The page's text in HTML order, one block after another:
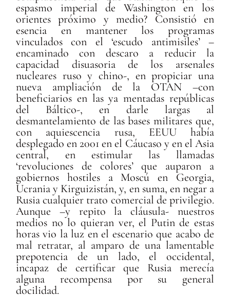
espasmo imperial de Washington en los
orientes próximo y medio? Consistió en
esencia en mantener los programas
vinculados con el ‘escudo antimisiles’ –
encaminado con descaro a reducir la
capacidad disuasoria de los arsenales
nucleares ruso y chino-, en propiciar una
nueva ampliación de la OTAN –con
beneficiarios en las ya mentadas repúblicas
del Báltico-, en darle largas al
desmantelamiento de las bases militares que,
con aquiescencia rusa, EEUU había
desplegado en 2001 en el Cáucaso y en el Asia
central, en estimular las llamadas
‘revoluciones de colores’ que auparon a
gobiernos hostiles a Moscú en Georgia,
Ucrania y Kirguizistán, y, en suma, en negar a
Rusia cualquier trato comercial de privilegio.
Aunque –y repito la cláusula- nuestros
medios no lo quieran ver, el Putin de estas
horas vio la luz en el escenario que acabo de
mal retratar, al amparo de una lamentable
prepotencia de un lado, el occidental,
incapaz de certificar que Rusia merecía
alguna recompensa por su general
docilidad.